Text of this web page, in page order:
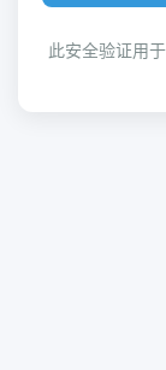
此安全验证用